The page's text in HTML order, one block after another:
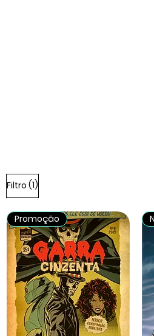
Filtro (1)
Promoção